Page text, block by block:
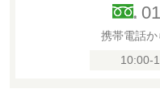
携帯電話か
10:00-